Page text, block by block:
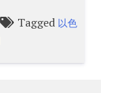
Tagged 以色